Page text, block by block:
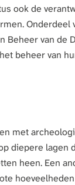
ook de
van de
beheer van
met
diepere lagen
heen. Een